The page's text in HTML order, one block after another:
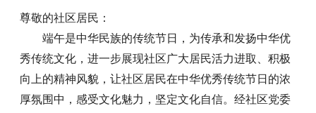
尊敬的社区居民：
端午是中华民族的传统节日，为传承和发扬中华优
秀传统文化，进一步展现社区广大居民活力进取、积极
向上的精神风貌，让社区居民在中华优秀传统节日的浓
厚氛围中，感受文化魅力，坚定文化自信。经社区党委